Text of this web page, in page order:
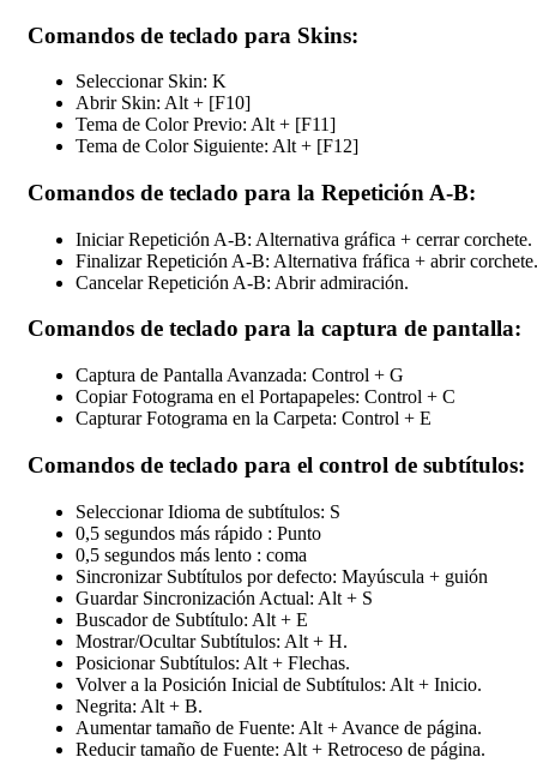
Comandos de teclado para Skins:
Seleccionar Skin: K
Abrir Skin: Alt + [F10]
Tema de Color Previo: Alt + [F11]
Tema de Color Siguiente: Alt + [F12]
Comandos de teclado para la Repetición A-B:
Iniciar Repetición A-B: Alternativa gráfica + cerrar corchete.
Finalizar Repetición A-B: Alternativa fráfica + abrir corchete.
Cancelar Repetición A-B: Abrir admiración.
Comandos de teclado para la captura de pantalla:
Captura de Pantalla Avanzada: Control + G
Copiar Fotograma en el Portapapeles: Control + C
Capturar Fotograma en la Carpeta: Control + E
Comandos de teclado para el control de subtítulos:
Seleccionar Idioma de subtítulos: S
0,5 segundos más rápido : Punto
0,5 segundos más lento : coma
Sincronizar Subtítulos por defecto: Mayúscula + guión
Guardar Sincronización Actual: Alt + S
Buscador de Subtítulo: Alt + E
Mostrar/Ocultar Subtítulos: Alt + H.
Posicionar Subtítulos: Alt + Flechas.
Volver a la Posición Inicial de Subtítulos: Alt + Inicio.
Negrita: Alt + B.
Aumentar tamaño de Fuente: Alt + Avance de página.
Reducir tamaño de Fuente: Alt + Retroceso de página.